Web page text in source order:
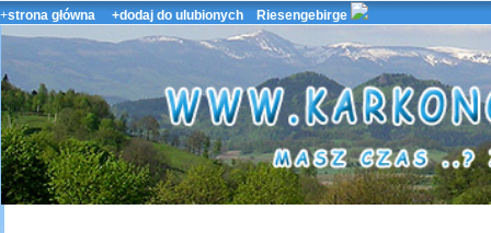
+strona główna +dodaj do ulubionych Riesengebirge